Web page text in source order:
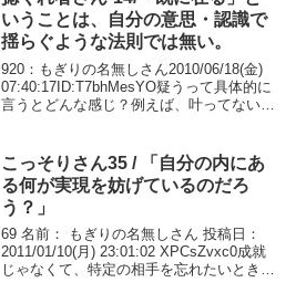
いうことは、自分の意思・認識で
揺らぐような法則では無い。
920：もぎりの名無しさん2010/06/18(金)
07:40:17ID:T7bhMesYO疑うって具体的に
言うとどんな感じ？例えば、叶ってないじ
んじゃないのー？...
こっそりさん35 / 「自分の内にあ
る何が実現を妨げているのだろ
う？」
69 名前： もぎりの名無しさん 投稿日：
2011/01/10(月) 23:01:02 XPCsZvxc0成就
じゃなくて、特定の相手を忘れたいときは